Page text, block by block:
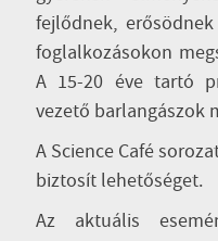
fejlődnek,
foglalkozásokon
A 15-20 éve tartó
vezető barlangászok
A Science Café
biztosít lehetőséget.
Az aktuális